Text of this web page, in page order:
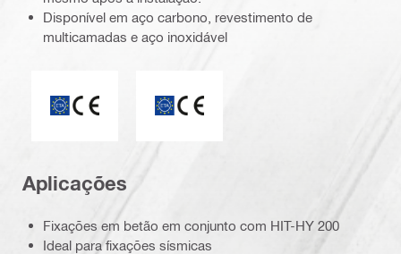
Disponível em aço carbono, revestimento de
multicamadas e aço inoxidável
Aplicações
Fixações em betão em conjunto com HIT-HY 200
Ideal para fixações sísmicas